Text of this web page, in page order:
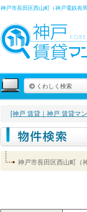
神戸市長田区西山町（神戸電鉄有
くわしく検索
[神戸 賃貸｜神戸 賃貸マ
神戸市長田区西山町（